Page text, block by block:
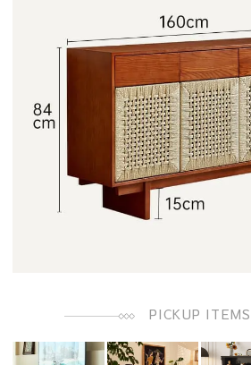
PICKUP ITEMS